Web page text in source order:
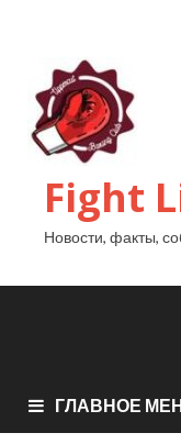
Fight
Новости, факты,
ГЛАВНОЕ